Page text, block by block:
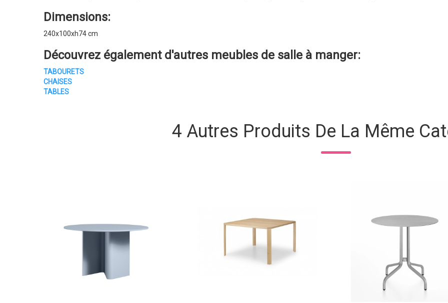
Dimensions:
240x100xh74 cm
Découvrez également d'autres meubles de salle à manger:
TABOURETS
CHAISES
TABLES
4 Autres Produits De La Même